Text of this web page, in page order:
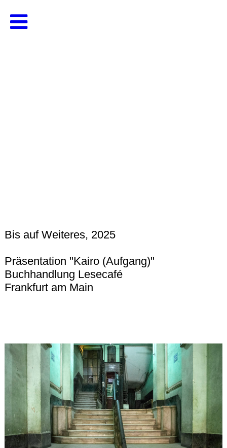
Bis auf Weiteres, 2025
Präsentation "Kairo (Aufgang)"
Buchhandlung Lesecafé
Frankfurt am Main